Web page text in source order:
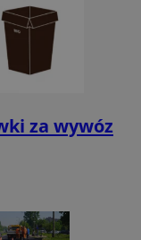
za wywóz